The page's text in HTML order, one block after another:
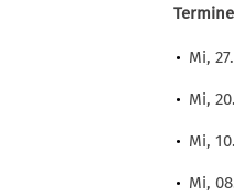
Mi,
Mi,
Mi,
Mi,